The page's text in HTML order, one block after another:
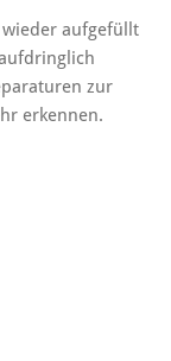
aufgefüllt
zur
erkennen.